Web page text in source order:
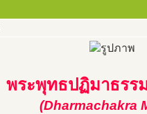
พระพุทธปฏิมาธรร
(Dharmachakra